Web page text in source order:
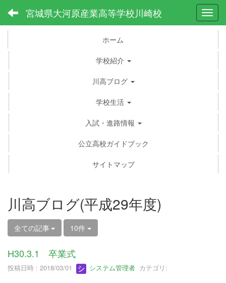
宮城県大河原産業高等学校川崎校
ホーム
学校紹介
川高ブログ
学校生活
入試・進路情報
公立高校ガイドブック
サイトマップ
川高ブログ(平成29年度)
全ての記事 10件
H30.3.1 卒業式
投稿日時 : 2018/03/01 システム管理者 カテゴリ: